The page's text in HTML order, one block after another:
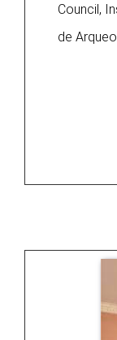
Council,
de